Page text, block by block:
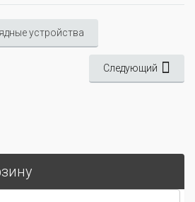
устройства
Следующий